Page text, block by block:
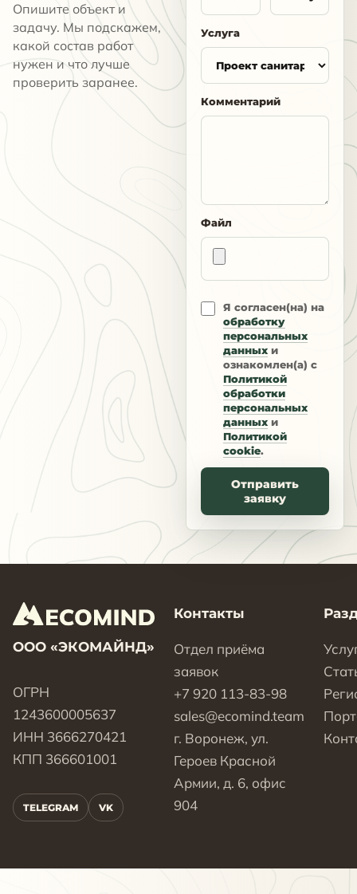
Опишите объект и
задачу. Мы подскажем,
какой состав работ
нужен и что лучше
проверить заранее.
Услуга
Комментарий
Файл
Я согласен(на) на
обработку
персональных
данных и
ознакомлен(а) с
Политикой
обработки
персональных
данных и
Политикой
cookie.
Отправить
заявку
ООО «ЭКОМАЙНД»
ОГРН
1243600005637
ИНН 3666270421
КПП 366601001
TELEGRAM VK
Контакты
Отдел приёма
заявок
+7 920 113-83-98
sales@ecomind.team
г. Воронеж, ул.
Героев Красной
Армии, д. 6, офис
904